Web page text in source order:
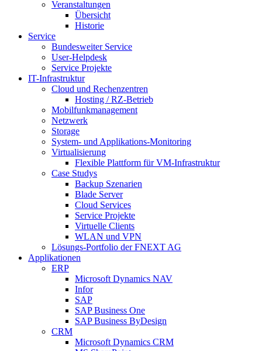
Veranstaltungen
Übersicht
Historie
Service
Bundesweiter Service
User-Helpdesk
Service Projekte
IT-Infrastruktur
Cloud und Rechenzentren
Hosting / RZ-Betrieb
Mobilfunkmanagement
Netzwerk
Storage
System- und Applikations-Monitoring
Virtualisierung
Flexible Plattform für VM-Infrastruktur
Case Studys
Backup Szenarien
Blade Server
Cloud Services
Service Projekte
Virtuelle Clients
WLAN und VPN
Lösungs-Portfolio der FNEXT AG
Applikationen
ERP
Microsoft Dynamics NAV
Infor
SAP
SAP Business One
SAP Business ByDesign
CRM
Microsoft Dynamics CRM